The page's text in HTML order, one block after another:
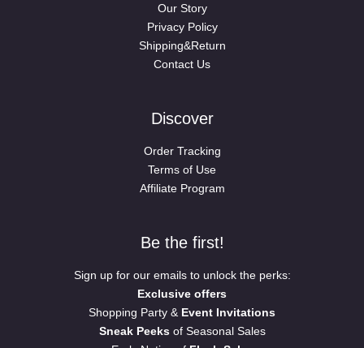
Our Story
Privacy Policy
Shipping&Return
Contact Us
Discover
Order Tracking
Terms of Use
Affiliate Program
Be the first!
Sign up for our emails to unlock the perks:
Exclusive offers
Shopping Party & Event Invitations
Sneak Peeksof Seasonal Sales